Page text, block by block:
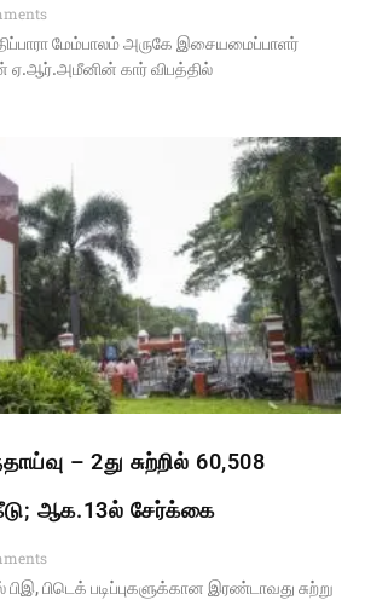
மேம்பாலம் அருகே இசையமைப்பாளர்
ஏ.ஆர்.அமீனின் கார் விபத்தில்
– 2து சுற்றில் 60,508
ஆக.13ல் சேர்க்கை
பிடெக் படிப்புகளுக்கான இரண்டாவது சுற்று